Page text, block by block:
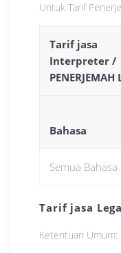
Untuk Tarif
Tarif jasa
Interpreter /
PENERJEMAH
Bahasa
Semua Bahasa
Tarif jasa
Ketentuan Umum: